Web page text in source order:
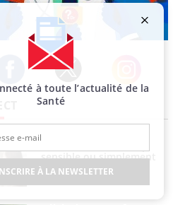
Twitter Instagram
sensible ou simplement
très empathique ?
à toute l’actualité de la
Santé
À LA NEWSLETTER